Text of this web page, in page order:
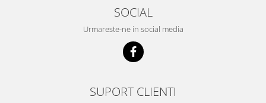
SOCIAL
Urmareste-ne in social media
SUPORT CLIENTI